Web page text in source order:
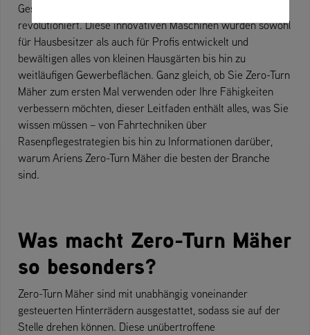
Geschwindigkeit, Präzision und Benutzerfreundlichkeit
revolutioniert. Diese innovativen Maschinen wurden sowohl
für Hausbesitzer als auch für Profis entwickelt und
bewältigen alles von kleinen Hausgärten bis hin zu
weitläufigen Gewerbeflächen. Ganz gleich, ob Sie Zero-Turn
Mäher zum ersten Mal verwenden oder Ihre Fähigkeiten
verbessern möchten, dieser Leitfaden enthält alles, was Sie
wissen müssen – von Fahrtechniken über
Rasenpflegestrategien bis hin zu Informationen darüber,
warum Ariens Zero-Turn Mäher die besten der Branche
sind.
Was macht Zero-Turn Mäher
so besonders?
Zero-Turn Mäher sind mit unabhängig voneinander
gesteuerten Hinterrädern ausgestattet, sodass sie auf der
Stelle drehen können. Diese unübertroffene